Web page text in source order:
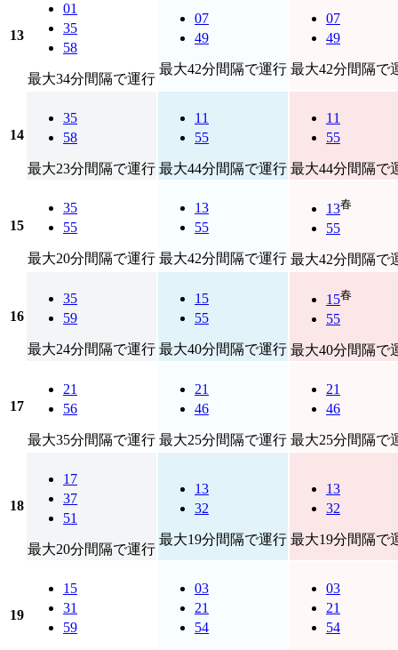
13
01
35
58
最大34分間隔で運行
07
49
最大42分間隔で運行
07
49
最大42分間隔で
14
35
58
最大23分間隔で運行
11
55
最大44分間隔で運行
11
55
最大44分間隔で
15
35
55
最大20分間隔で運行
13
55
最大42分間隔で運行
13春
55
最大42分間隔で
16
35
59
最大24分間隔で運行
15
55
最大40分間隔で運行
15春
55
最大40分間隔で
17
21
56
最大35分間隔で運行
21
46
最大25分間隔で運行
21
46
最大25分間隔で
18
17
37
51
最大20分間隔で運行
13
32
最大19分間隔で運行
13
32
最大19分間隔で
19
15
31
59
03
21
54
03
21
54